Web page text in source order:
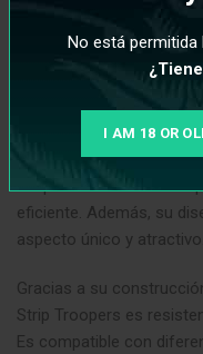
No está permitida
I AM 18 OR
especial de múltiples
adecuada del aire, lo
nubes de humo.
cazoletaHC Strip
adaptarse a diferentes
eficiente. Además, su
aspecto único y atractivo.
Gracias a su
Strip Troopers es
Es compatible con